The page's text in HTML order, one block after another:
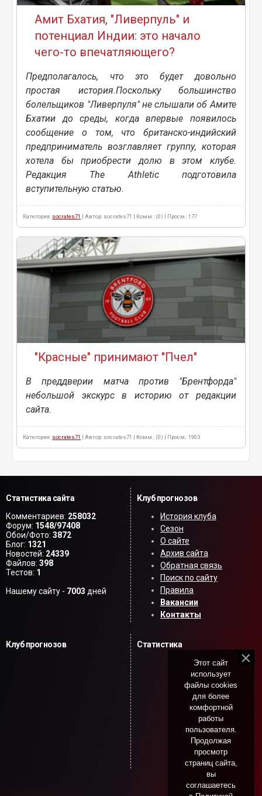
Амит Бхатия, "Ливерпуль" и
потенциал Индии: это начало
чего-то впечатляющего?
Предполагалось, что это будет довольно
простая история.Поскольку большинство
болельщиков "Ливерпуля" не слышали об Амите
Бхатии до среды, когда впервые появилось
сообщение о том, что британско-индийский
предприниматель возглавляет группу, которая
хотела бы приобрести долю в этом клубе.
Редакция The Athletic подготовила
вступительную статью.
Категория: socrates71 | Автор: socrates71 | Комм.: (0) | Просм.: 177
"Красные" принимают "Пчел"
В преддверии матча против "Брентфорда"
небольшой экскурс в историю от редакции
сайта.
Категория: socrates71 | Автор: socrates71 | Комм.: (0) | Просм.: 1903
Статистика сайта
Комментариев: 258032
Форум: 1548/97408
Обои/Фото: 3872
Блог: 1321
Новостей: 24339
Файлов: 398
Тестов: 1
Нашему сайту - 7003 дней
Клуб прогнозов
История клуба
Сезон
О сайте
Архив сайта
Обратная связь
Поиск по сайту
Правила
Вакансии
Контакты
Клуб прогнозов Статистика
Этот сайт
использует
файлы cookies
для более
комфортной
работы
пользователя.
Продолжая
просмотр
страниц сайта,
вы
соглашаетесь